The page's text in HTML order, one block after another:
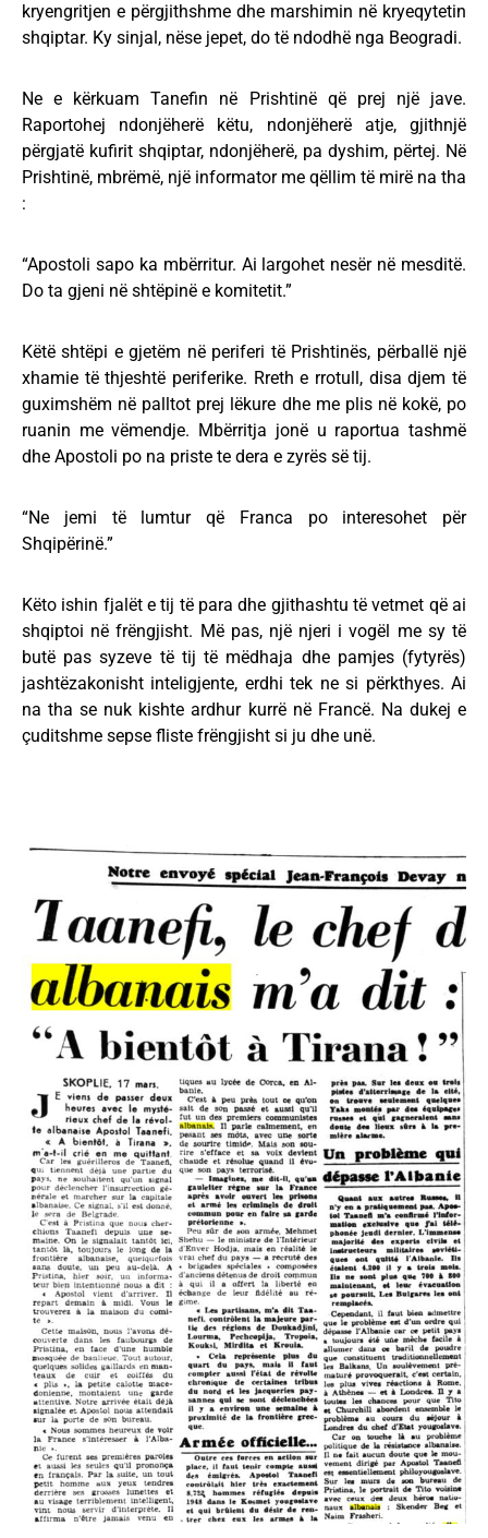
kryengritjen e përgjithshme dhe marshimin në kryeqytetin
shqiptar. Ky sinjal, nëse jepet, do të ndodhë nga Beogradi.
Ne e kërkuam Tanefin në Prishtinë që prej një jave.
Raportohej ndonjëherë këtu, ndonjëherë atje, gjithnjë
përgjatë kufirit shqiptar, ndonjëherë, pa dyshim, përtej. Në
Prishtinë, mbrëmë, një informator me qëllim të mirë na tha
:
“Apostoli sapo ka mbërritur. Ai largohet nesër në mesditë.
Do ta gjeni në shtëpinë e komitetit.”
Këtë shtëpi e gjetëm në periferi të Prishtinës, përballë një
xhamie të thjeshtë periferike. Rreth e rrotull, disa djem të
guximshëm në palltot prej lëkure dhe me plis në kokë, po
ruanin me vëmendje. Mbërritja jonë u raportua tashmë
dhe Apostoli po na priste te dera e zyrës së tij.
“Ne jemi të lumtur që Franca po interesohet për
Shqipërinë.”
Këto ishin fjalët e tij të para dhe gjithashtu të vetmet që ai
shqiptoi në frëngjisht. Më pas, një njeri i vogël me sy të
butë pas syzeve të tij të mëdhaja dhe pamjes (fytyrës)
jashtëzakonisht inteligjente, erdhi tek ne si përkthyes. Ai
na tha se nuk kishte ardhur kurrë në Francë. Na dukej e
çuditshme sepse fliste frëngjisht si ju dhe unë.